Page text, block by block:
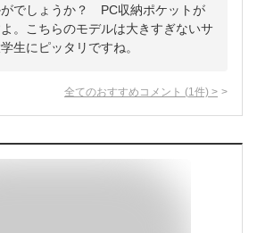
でしょうか？ PC収納ポケットが
。こちらのモデルは大きすぎないサ
生にピッタリですね。
全てのおすすめコメント (1 件) >